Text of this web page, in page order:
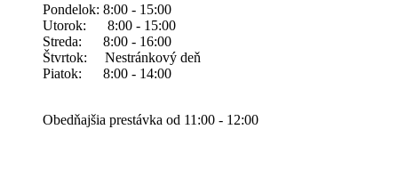
Pondelok: 8:00 - 15:00
Utorok: 8:00 - 15:00
Streda: 8:00 - 16:00
Štvrtok: Nestránkový deň
Piatok: 8:00 - 14:00
Obedňajšia prestávka od 11:00 - 12:00